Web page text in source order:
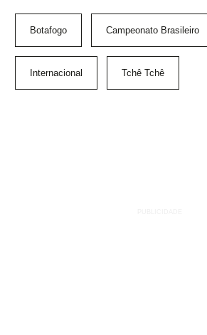
Botafogo Campeonato Brasileiro
Internacional Tchê Tchê